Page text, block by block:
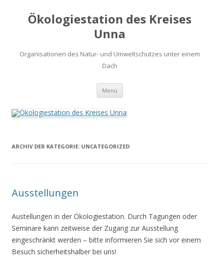
Ökologiestation des Kreises
Unna
Organisationen des Natur- und Umweltschutzes unter einem
Dach
Menü Zum
springen
ARCHIV DER KATEGORIE: UNCATEGORIZED
Ausstellungen
Austellungen in der Ökologiestation. Durch Tagungen oder
Seminare kann zeitweise der Zugang zur Ausstellung
eingeschränkt werden – bitte informieren Sie sich vor einem
Besuch sicherheitshalber bei uns!